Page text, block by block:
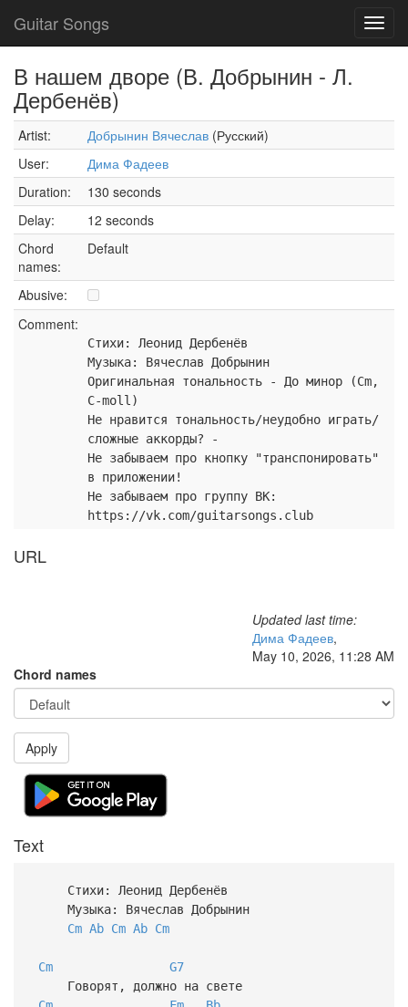
Guitar Songs
В нашем дворе (В. Добрынин - Л.
Дербенёв)
Artist: Добрынин Вячеслав (Русский)
User:
Дима Фадеев
Duration:
130 seconds
Delay:
12 seconds
Chord
names:
Default
Abusive:
Comment:
Стихи: Леонид Дербенёв
Музыка: Вячеслав Добрынин
Оригинальная тональность - До минор (Cm,
C-moll)
Не нравится тональность/неудобно играть/
сложные аккорды? -
Не забываем про кнопку "транспонировать"
в приложении!
Не забываем про группу ВК:
https://vk.com/guitarsongs.club
URL
Updated last time:
Дима Фадеев,
May 10, 2026, 11:28 AM
Chord names
Apply
Text
Стихи: Леонид Дербенёв
Музыка: Вячеслав Добрынин
Cm Ab Cm Ab Cm
Cm
G7
Говорят, должно на свете